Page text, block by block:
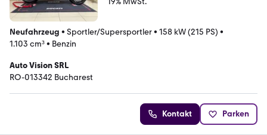
Neufahrzeug • Sportler/Supersportler• 158 kW (215 PS) •
1.103 cm³• Benzin
Auto Vision SRL
RO-013342 Bucharest
Kontakt Parken